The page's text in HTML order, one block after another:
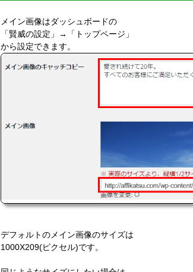
メイン画像はダッシュボードの
「賢威の設定」→「トップページ」
から設定できます。
デフォルトのメイン画像のサイズは
1000X209(ピクセル)です。